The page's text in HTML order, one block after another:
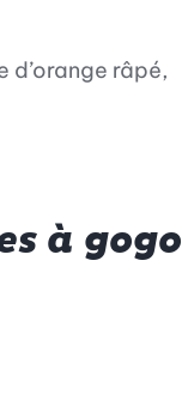
râpé,
à gogo